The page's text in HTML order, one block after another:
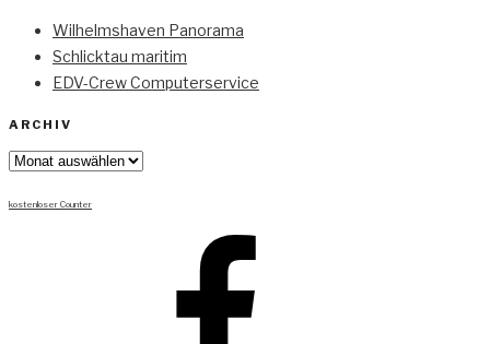
Wilhelmshaven Panorama
Schlicktau maritim
EDV-Crew Computerservice
ARCHIV
Archiv
kostenloser Counter